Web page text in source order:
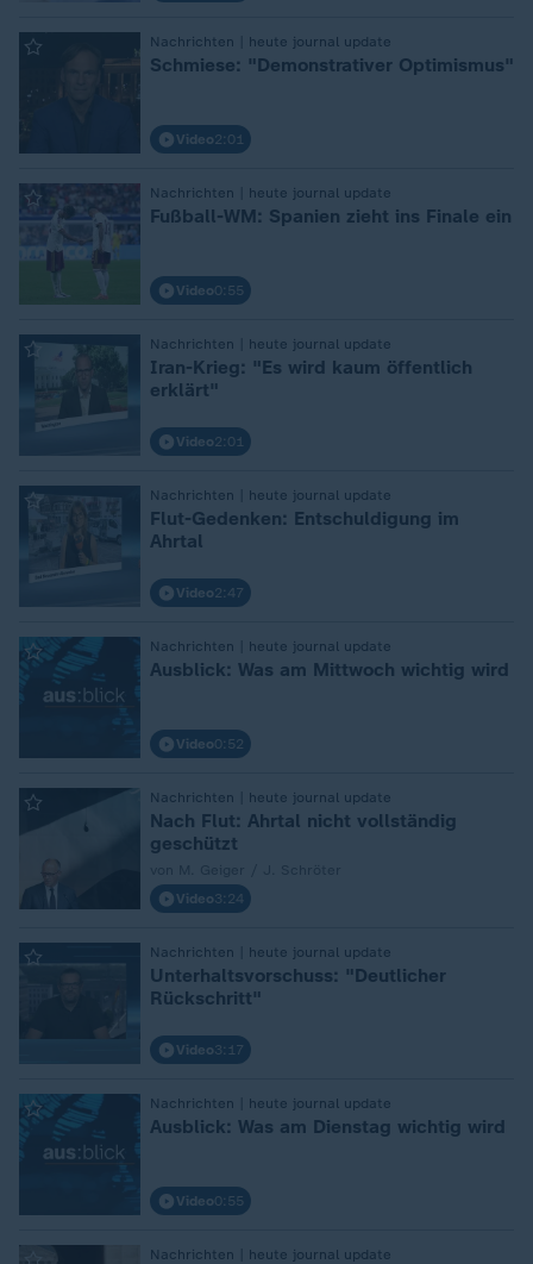
Nachrichten | heute journal update
Schmiese: "Demonstrativer Optimismus"
Video2:01
Nachrichten | heute journal update
Fußball-WM: Spanien zieht ins Finale ein
Video0:55
Nachrichten | heute journal update
Iran-Krieg: "Es wird kaum öffentlich
erklärt"
Video2:01
Nachrichten | heute journal update
Flut-Gedenken: Entschuldigung im
Ahrtal
Video2:47
Nachrichten | heute journal update
Ausblick: Was am Mittwoch wichtig wird
Video0:52
Nachrichten | heute journal update
Nach Flut: Ahrtal nicht vollständig
geschützt
Video3:24
Nachrichten | heute journal update
Unterhaltsvorschuss: "Deutlicher
Rückschritt"
Video3:17
Nachrichten | heute journal update
Ausblick: Was am Dienstag wichtig wird
Video0:55
Nachrichten | heute journal update